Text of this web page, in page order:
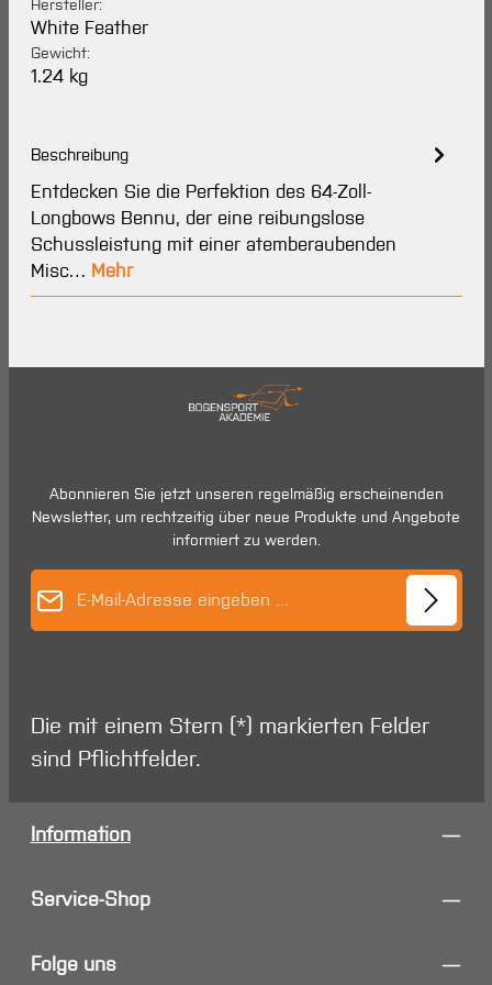
Hersteller:
White Feather
Gewicht:
1.24 kg
Beschreibung
Entdecken Sie die Perfektion des 64-Zoll-
Longbows Bennu, der eine reibungslose
Schussleistung mit einer atemberaubenden
Misc… Mehr
Abonnieren Sie jetzt unseren regelmäßig erscheinenden
Newsletter, um rechtzeitig über neue Produkte und Angebote
informiert zu werden.
Die mit einem Stern (*) markierten Felder
sind Pflichtfelder.
Information
Service-Shop
Folge uns